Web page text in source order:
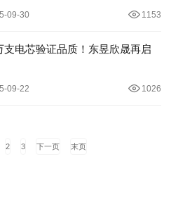
09-30 1153
支电芯验证品质！东昱欣晟再启
09-22 1026
2
3 下一页 末页